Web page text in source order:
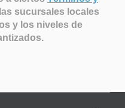
sucursales locales
y los niveles de